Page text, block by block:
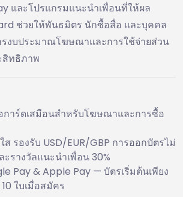
และโปรแกรมแนะนำเพื่อนที่ให้ผล
ช่วยให้พันธมิตร นักซื้อสื่อ และบุคคล
งบประมาณโฆษณาและการใช้จ่ายส่วน
สิทธิภาพ
การ์ดเสมือนสำหรับโฆษณาและการซื้อ
ส รองรับ USD/EUR/GBP การออกบัตรไม่
รางวัลแนะนำเพื่อน 30%
Pay & Apple Pay — บัตรเริ่มต้นเพียง
ใบเมื่อสมัคร